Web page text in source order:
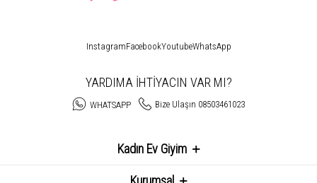
InstagramFacebookYoutubeWhatsApp
YARDIMA İHTİYACIN VAR MI?
WHATSAPP Bize Ulaşın 08503461023
Kadın Ev Giyim